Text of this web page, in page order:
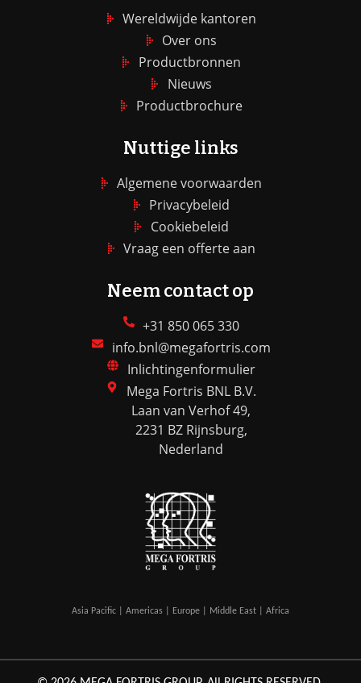
Wereldwijde kantoren
Over ons
Productbronnen
Nieuws
Productbrochure
Nuttige links
Algemene voorwaarden
Privacybeleid
Cookiebeleid
Vraag een offerte aan
Neem contact op
+31 850 065 330
info.bnl@megafortris.com
Inlichtingenformulier
Mega Fortris BNL B.V.
Laan van Verhof 49,
2231 BZ Rijnsburg,
Nederland
Asia Pacific | Americas | Europe | Middle East | Africa